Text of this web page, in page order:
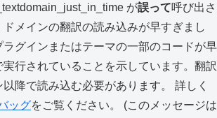
が誤って呼び出さ
ドメインの翻訳の読み込みが早すぎまし
グインまたはテーマの一部のコードが早
行されていることを示しています。翻訳
以降で読み込む必要があります。 詳しく
ッグをご覧ください。 (このメッセージは